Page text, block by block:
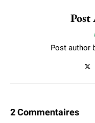
Post
Post author
2 Commentaires